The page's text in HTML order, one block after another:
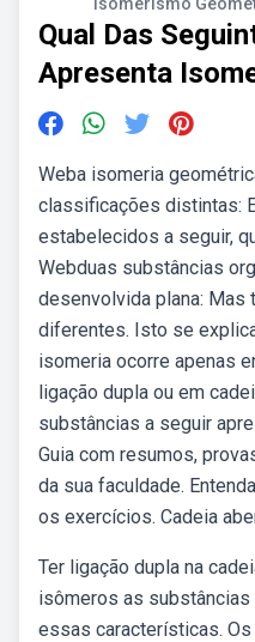
Qual Das
Apresenta
Weba isomeria
classificações distintas:
estabelecidos a seguir,
Webduas substâncias
desenvolvida plana: Mas
diferentes. Isto se
isomeria ocorre apenas
ligação dupla ou em
substâncias a seguir
Guia com resumos,
da sua faculdade.
os exercícios. Cadeia
Ter ligação dupla na
isômeros as
essas características.